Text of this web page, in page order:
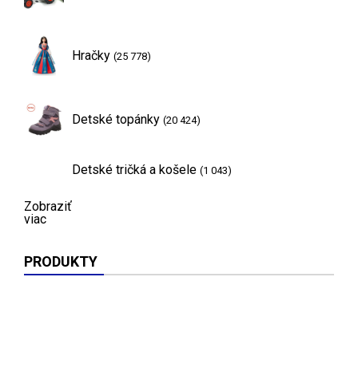
Hračky (25 778)
Detské topánky (20 424)
Detské tričká a košele (1 043)
Zobraziť
viac
PRODUKTY